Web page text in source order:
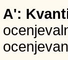
A':